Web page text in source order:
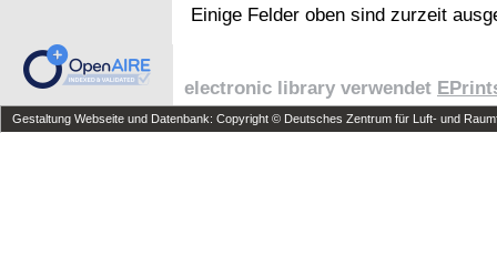
Einige Felder oben sind zurzeit
electronic library verwendet
Gestaltung Webseite und Datenbank: Copyright © Deutsches Zentrum für Luft- und